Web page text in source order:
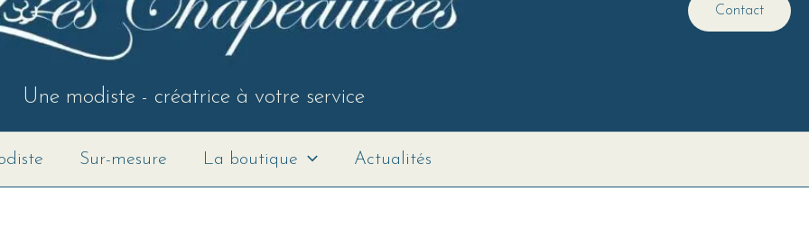
Une modiste - créatrice à votre service
Contact
Sur-mesure La boutique Actualités